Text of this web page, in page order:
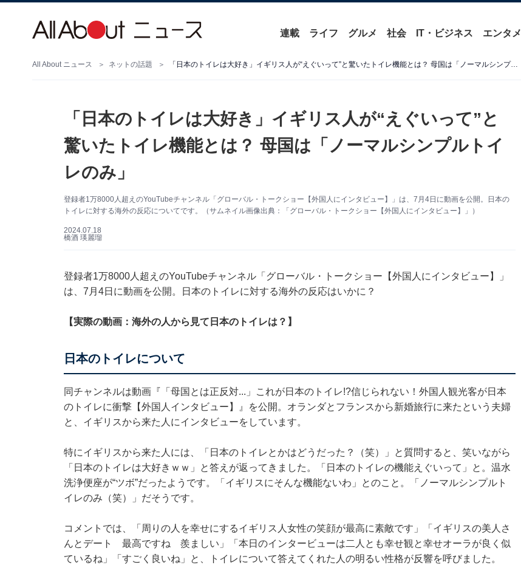
連載 ライフ グルメ 社会 IT・ビジネス エンタメ
All About ニュース ネットの話題 「日本のトイレは大好き」イギリス人が“えぐいって”と驚いたトイレ機能とは？ 母国は「ノーマルシンプルトイレのみ」
「日本のトイレは大好き」イギリス人が“えぐいって”と
驚いたトイレ機能とは？ 母国は「ノーマルシンプルトイ
レのみ」
登録者1万8000人超えのYouTubeチャンネル「グローバル・トークショー【外国人にインタビュー】」は、7月4日に動画を公開。日本の
トイレに対する海外の反応についてです。（サムネイル画像出典：「グローバル・トークショー【外国人にインタビュー】」）
2024.07.18
橋酒 瑛麗瑠
登録者1万8000人超えのYouTubeチャンネル「グローバル・トークショー【外国人にインタビュー】」
は、7月4日に動画を公開。日本のトイレに対する海外の反応はいかに？
【実際の動画：海外の人から見て日本のトイレは？】
日本のトイレについて
同チャンネルは動画『「母国とは正反対...」これが日本のトイレ!?信じられない！外国人観光客が日本
のトイレに衝撃【外国人インタビュー】』を公開。オランダとフランスから新婚旅行に来たという夫婦
と、イギリスから来た人にインタビューをしています。
特にイギリスから来た人には、「日本のトイレとかはどうだった？（笑）」と質問すると、笑いながら
「日本のトイレは大好きｗｗ」と答えが返ってきました。「日本のトイレの機能えぐいって」と。温水
洗浄便座が“ツボ”だったようです。「イギリスにそんな機能ないわ」とのこと。「ノーマルシンプルト
イレのみ（笑）」だそうです。
コメントでは、「周りの人を幸せにするイギリス人女性の笑顔が最高に素敵です」「イギリスの美人さ
んとデート 最高ですね 羨ましい」「本日のインタービューは二人とも幸せ観と幸せオーラが良く似
ているね」「すごく良いね」と、トイレについて答えてくれた人の明るい性格が反響を呼びました。